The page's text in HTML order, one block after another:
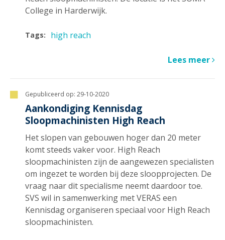
College in Harderwijk.
Tags: high reach
Lees meer
Gepubliceerd op: 29-10-2020
Aankondiging Kennisdag
Sloopmachinisten High Reach
Het slopen van gebouwen hoger dan 20 meter
komt steeds vaker voor. High Reach
sloopmachinisten zijn de aangewezen specialisten
om ingezet te worden bij deze sloopprojecten. De
vraag naar dit specialisme neemt daardoor toe.
SVS wil in samenwerking met VERAS een
Kennisdag organiseren speciaal voor High Reach
sloopmachinisten.